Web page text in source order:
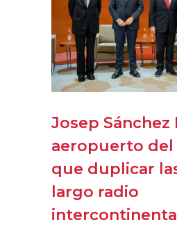
Josep Sánchez
aeropuerto del
que duplicar
largo radio